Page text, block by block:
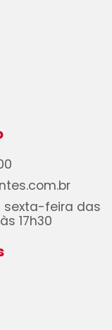
sexta-feira das
17h30